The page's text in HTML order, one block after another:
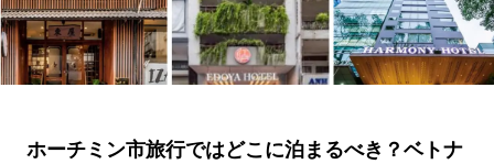
ホーチミン市旅行ではどこに泊まるべき？ベトナ